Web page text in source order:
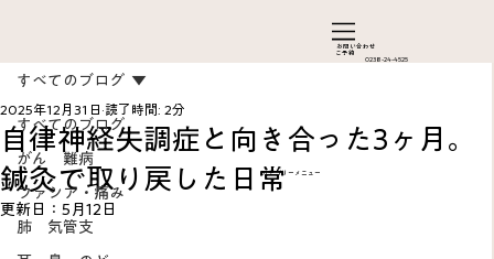
お問い合わ​せ
ご予約
0238-24-4525
すべてのブログ
がん 難病
ファシア・痛み
肺 気管支
すべてのブログ
自律神経失調症と向き合った3ヶ月。
鍼灸で取り戻した日常
2025年12月31日 読了時間: 2分
更新日： 5月12日
カテゴリーメニュー